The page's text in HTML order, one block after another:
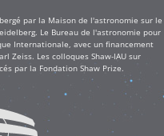
par la Maison de l'astronomie sur le
Le Bureau de l'astronomie pour
Internationale, avec un financement
Zeiss. Les colloques Shaw-IAU sur
par la Fondation Shaw Prize.